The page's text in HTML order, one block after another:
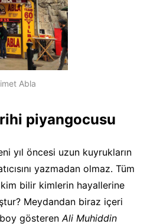
Abla
piyangocusu
yıl öncesi uzun kuyrukların
yazmadan olmaz. Tüm
kim bilir kimlerin hayallerine
Meydandan biraz içeri
gösterenAli Muhiddin